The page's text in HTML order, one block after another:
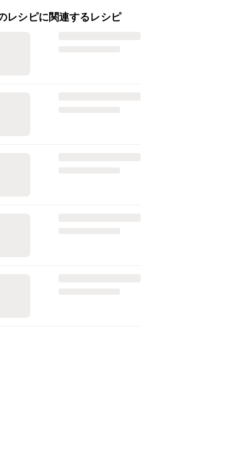
レシピに関連するレシピ